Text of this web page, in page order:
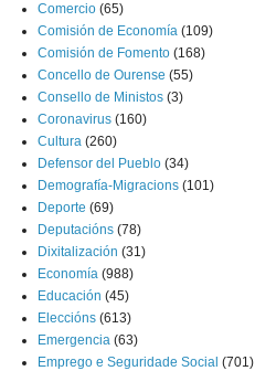
Comercio (65)
Comisión de Economía (109)
Comisión de Fomento (168)
Concello de Ourense (55)
Consello de Ministos (3)
Coronavirus (160)
Cultura (260)
Defensor del Pueblo (34)
Demografía-Migracions (101)
Deporte (69)
Deputacións (78)
Dixitalización (31)
Economía (988)
Educación (45)
Eleccións (613)
Emergencia (63)
Emprego e Seguridade Social (701)